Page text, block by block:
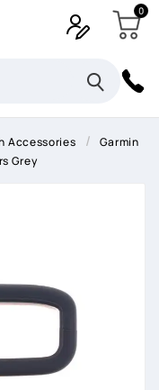
0
Accessories
Garmin
Grey
×
επιθυμητών